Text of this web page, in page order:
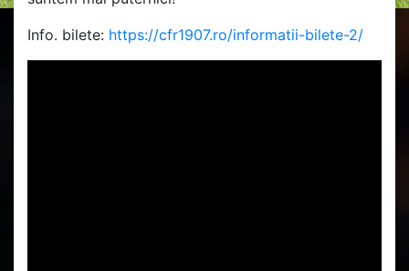
Info. bilete: https://cfr1907.ro/informatii-bilete-2/